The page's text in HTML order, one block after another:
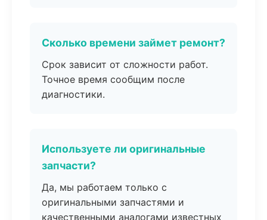
Сколько времени займет ремонт?
Срок зависит от сложности работ.
Точное время сообщим после
диагностики.
Используете ли оригинальные
запчасти?
Да, мы работаем только с
оригинальными запчастями и
качественными аналогами известных